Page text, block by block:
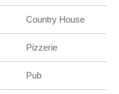
Country House
Pizzerie
Pub